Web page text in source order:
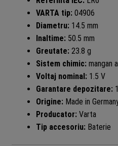
VARTA tip:04906
Diametru:14.5 mm
Inaltime:50.5 mm
Greutate:23.8 g
Sistem chimic:mangan
Voltaj nominal:1.5 V
Garantare depozitare:
Origine:Made in
Producator:Varta
Tip accesoriu:Baterie